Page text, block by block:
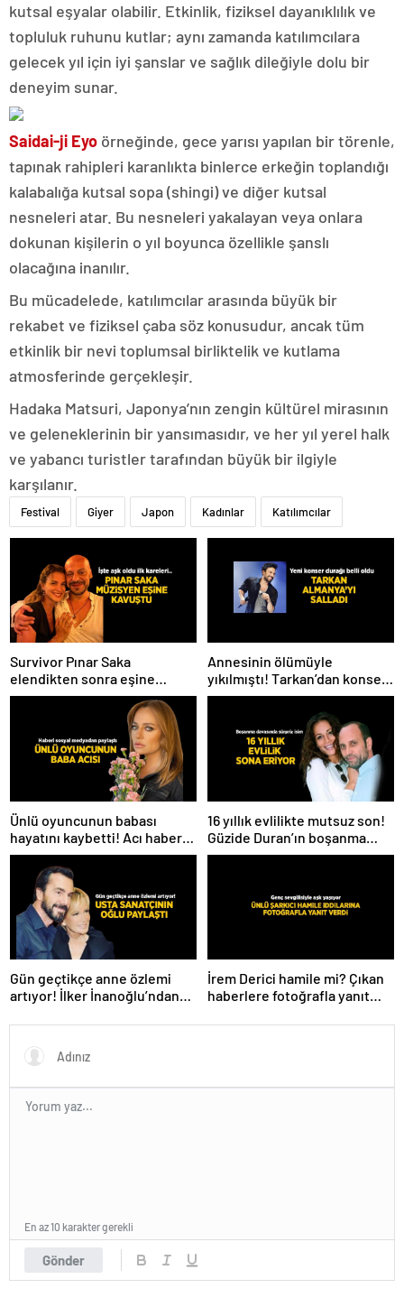
kutsal eşyalar olabilir. Etkinlik, fiziksel dayanıklılık ve
topluluk ruhunu kutlar; aynı zamanda katılımcılara
gelecek yıl için iyi şanslar ve sağlık dileğiyle dolu bir
deneyim sunar.
Saidai-ji Eyo örneğinde, gece yarısı yapılan bir törenle,
tapınak rahipleri karanlıkta binlerce erkeğin toplandığı
kalabalığa kutsal sopa (shingi) ve diğer kutsal
nesneleri atar. Bu nesneleri yakalayan veya onlara
dokunan kişilerin o yıl boyunca özellikle şanslı
olacağına inanılır.
Bu mücadelede, katılımcılar arasında büyük bir
rekabet ve fiziksel çaba söz konusudur, ancak tüm
etkinlik bir nevi toplumsal birliktelik ve kutlama
atmosferinde gerçekleşir.
Hadaka Matsuri, Japonya’nın zengin kültürel mirasının
ve geleneklerinin bir yansımasıdır, ve her yıl yerel halk
ve yabancı turistler tarafından büyük bir ilgiyle
karşılanır.
Festival Giyer Japon Kadınlar Katılımcılar
Survivor Pınar Saka
elendikten sonra eşine
kavuştu! Aşk dolu fotoğrafını
Instagram’dan paylaştı
Annesinin ölümüyle
yıkılmıştı! Tarkan’dan konser
paylaşımı
Ünlü oyuncunun babası
hayatını kaybetti! Acı haberi
sosyal medyadan duyurdu
16 yıllık evlilikte mutsuz son!
Güzide Duran’ın boşanma
davasında sürpriz isim tanık
Gün geçtikçe anne özlemi
artıyor! İlker İnanoğlu’ndan
İrem Derici hamile mi? Çıkan
haberlere fotoğrafla yanıt
Gönder
En az 10 karakter gerekli